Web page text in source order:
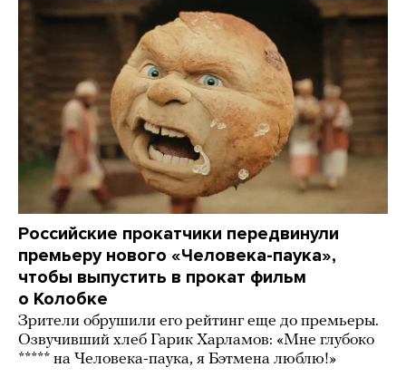
Российские прокатчики передвинули
премьеру нового «Человека-паука»,
чтобы выпустить в прокат фильм
о Колобке
Зрители обрушили его рейтинг еще до премьеры.
Озвучивший хлеб Гарик Харламов: «Мне глубоко
***** на Человека-паука, я Бэтмена люблю!»